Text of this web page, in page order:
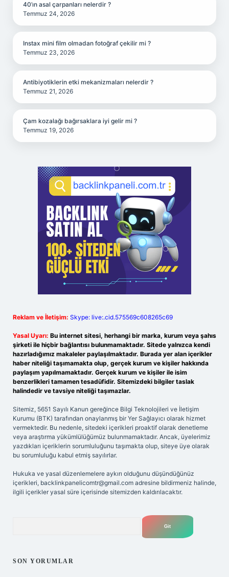
40’ın asal çarpanları nelerdir ?
Temmuz 24, 2026
Instax mini film olmadan fotoğraf çekilir mi ?
Temmuz 23, 2026
Antibiyotiklerin etki mekanizmaları nelerdir ?
Temmuz 21, 2026
Çam kozalağı bağırsaklara iyi gelir mi ?
Temmuz 19, 2026
Reklam ve İletişim: Skype: live:.cid.575569c608265c69
Yasal Uyarı: Bu internet sitesi, herhangi bir marka, kurum veya şahıs
şirketi ile hiçbir bağlantısı bulunmamaktadır. Sitede yalnızca kendi
hazırladığımız makaleler paylaşılmaktadır. Burada yer alan içerikler
haber niteliği taşımamakta olup, gerçek kurum ve kişiler hakkında
paylaşım yapılmamaktadır. Gerçek kurum ve kişiler ile isim
benzerlikleri tamamen tesadüfidir. Sitemizdeki bilgiler taslak
halindedir ve tavsiye niteliği taşımazlar.
Sitemiz, 5651 Sayılı Kanun gereğince Bilgi Teknolojileri ve İletişim
Kurumu (BTK) tarafından onaylanmış bir Yer Sağlayıcı olarak hizmet
vermektedir. Bu nedenle, sitedeki içerikleri proaktif olarak denetleme
veya araştırma yükümlülüğümüz bulunmamaktadır. Ancak, üyelerimiz
yazdıkları içeriklerin sorumluluğunu taşımakta olup, siteye üye olarak
bu sorumluluğu kabul etmiş sayılırlar.
Hukuka ve yasal düzenlemelere aykırı olduğunu düşündüğünüz
içerikleri, backlinkpanelicomtr@gmail.com adresine bildirmeniz halinde,
ilgili içerikler yasal süre içerisinde sitemizden kaldırılacaktır.
SON YORUMLAR